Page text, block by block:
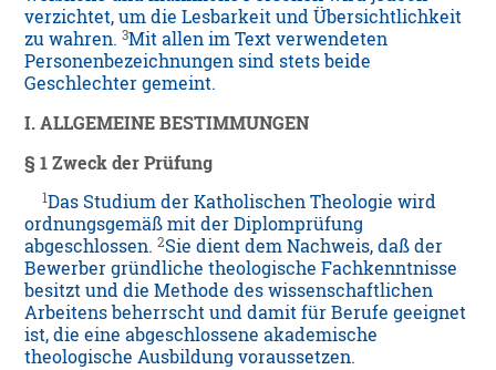
verzichtet, um die Lesbarkeit und Übersichtlichkeit
zu wahren.3Mit allen im Text verwendeten
Personenbezeichnungen sind stets beide
Geschlechter gemeint.
I. ALLGEMEINE BESTIMMUNGEN
§ 1 Zweck der Prüfung
1Das Studium der Katholischen Theologie wird
ordnungsgemäß mit der Diplomprüfung
abgeschlossen.2Sie dient dem Nachweis, daß der
Bewerber gründliche theologische Fachkenntnisse
besitzt und die Methode des wissenschaftlichen
Arbeitens beherrscht und damit für Berufe geeignet
ist, die eine abgeschlossene akademische
theologische Ausbildung voraussetzen.